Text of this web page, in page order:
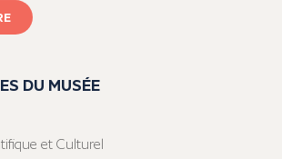
DU MUSÉE
et Culturel